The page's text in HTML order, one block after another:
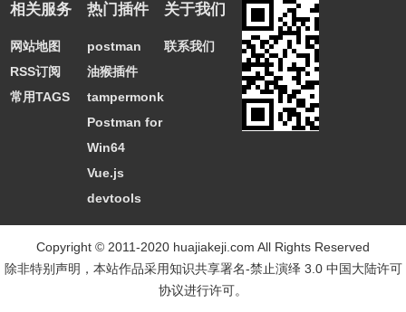
相关服务
网站地图
RSS订阅
常用TAGS
热门插件
postman
油猴插件
tampermonkey
Postman for
Win64
Vue.js
devtools
关于我们
联系我们
Copyright © 2011-2020 huajiakeji.com All Rights Reserved
除非特别声明，本站作品采用知识共享署名-禁止演绎 3.0 中国大陆许可
协议进行许可。